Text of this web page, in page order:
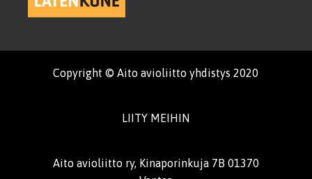
Copyright © Aito avioliitto yhdistys 2020
LIITY MEIHIN
Aito avioliitto ry, Kinaporinkuja 7B 01370